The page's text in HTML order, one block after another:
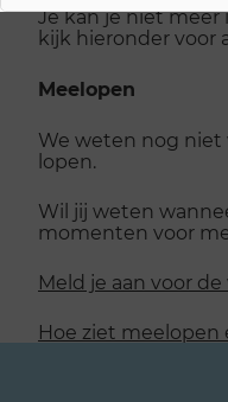
Je kan je niet meer
kijk hieronder voor
Meelopen
We weten nog
lopen.
Wil jij weten
momenten voor
Meld je aan voor
Hoe ziet meelopen